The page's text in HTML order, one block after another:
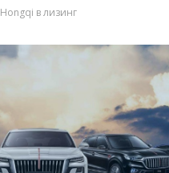
Hongqi в лизинг